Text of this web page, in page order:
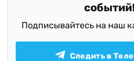
Подписывайтесь на наш
Следить в